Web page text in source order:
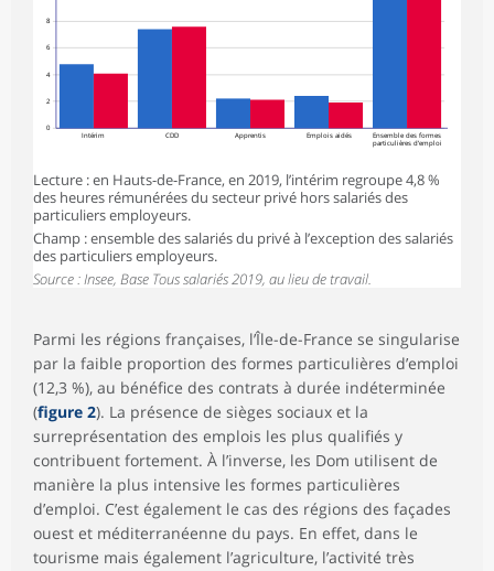
0
2
4
6
8
Intérim CDD Apprentis Emplois aidés
Ensemble des formes
particulières d’emploi
Lecture : en Hauts-de-France, en 2019, l’intérim regroupe 4,8 %
des heures rémunérées du secteur privé hors salariés des
particuliers employeurs.
Champ : ensemble des salariés du privé à l’exception des salariés
des particuliers employeurs.
Source : Insee, Base Tous salariés 2019, au lieu de travail.
Parmi les régions françaises, l’Île-de-France se singularise
par la faible proportion des formes particulières d’emploi
(12,3 %), au bénéfice des contrats à durée indéterminée
(figure 2). La présence de sièges sociaux et la
surreprésentation des emplois les plus qualifiés y
contribuent fortement. À l’inverse, les Dom utilisent de
manière la plus intensive les formes particulières
d’emploi. C’est également le cas des régions des façades
ouest et méditerranéenne du pays. En effet, dans le
tourisme mais également l’agriculture, l’activité très